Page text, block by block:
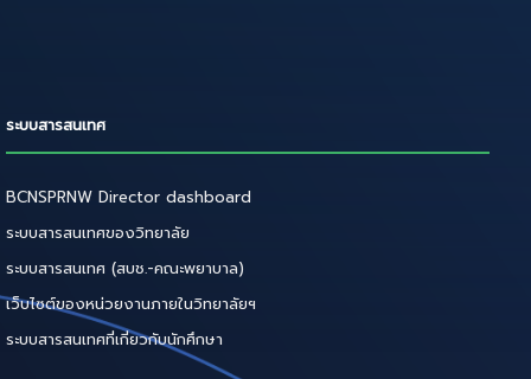
ระบบสารสนเทศ
BCNSPRNW Director dashboard
ระบบสารสนเทศของวิทยาลัย
ระบบสารสนเทศ (สบช.-คณะพยาบาล)
เว็บไซต์ของหน่วยงานภายในวิทยาลัยฯ
ระบบสารสนเทศที่เกี่ยวกับนักศึกษา